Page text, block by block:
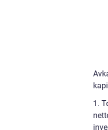
1.